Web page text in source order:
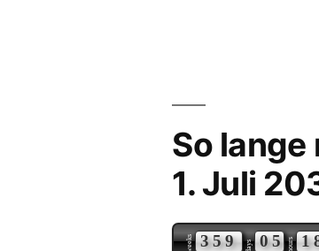
So lange
1. Juli
weeks 359 days 05 hours 1